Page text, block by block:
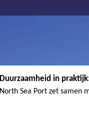
Duurzaamheid in
North Sea Port zet samen